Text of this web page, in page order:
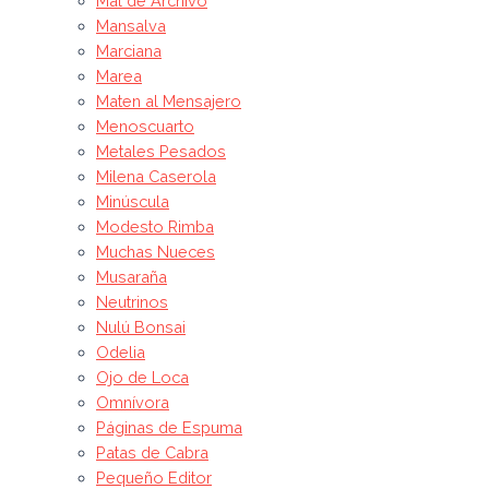
Mansalva
Marciana
Marea
Maten al Mensajero
Menoscuarto
Metales Pesados
Milena Caserola
Minúscula
Modesto Rimba
Muchas Nueces
Musaraña
Neutrinos
Nulú Bonsai
Odelia
Ojo de Loca
Omnívora
Páginas de Espuma
Patas de Cabra
Pequeño Editor